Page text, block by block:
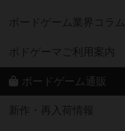
ボードゲーム業界コラム
ボドゲーマご利用案内
ボードゲーム通販
新作・再入荷情報